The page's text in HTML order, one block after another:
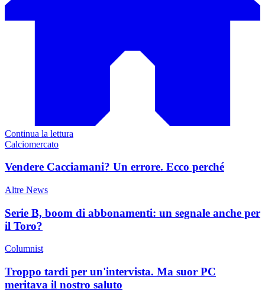
Continua la lettura
Calciomercato
Vendere Cacciamani? Un errore. Ecco perché
Altre News
Serie B, boom di abbonamenti: un segnale anche per
il Toro?
Columnist
Troppo tardi per un'intervista. Ma suor PC
meritava il nostro saluto